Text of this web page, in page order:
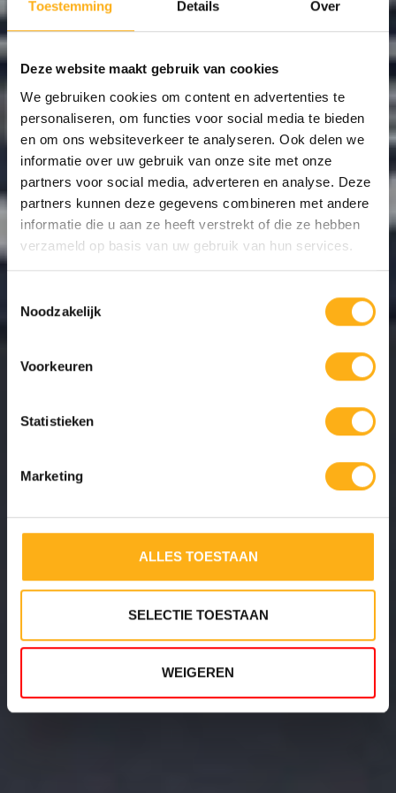
Toestemming Details Over
Deze website maakt gebruik van cookies
We gebruiken cookies om content en advertenties te
personaliseren, om functies voor social media te bieden
en om ons websiteverkeer te analyseren. Ook delen we
informatie over uw gebruik van onze site met onze
partners voor social media, adverteren en analyse. Deze
partners kunnen deze gegevens combineren met andere
informatie die u aan ze heeft verstrekt of die ze hebben
verzameld op basis van uw gebruik van hun services.
Noodzakelijk
Voorkeuren
Statistieken
Marketing
ALLES TOESTAAN
SELECTIE TOESTAAN
WEIGEREN
STEEL